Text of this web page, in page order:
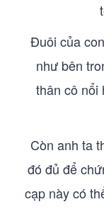
Đuôi của
như bên
thân cô nổi
Còn anh ta
đó đủ để
cạp này có